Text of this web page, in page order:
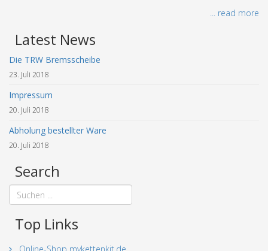
... read more
Latest News
Die TRW Bremsscheibe
23. Juli 2018
Impressum
20. Juli 2018
Abholung bestellter Ware
20. Juli 2018
Search
Top Links